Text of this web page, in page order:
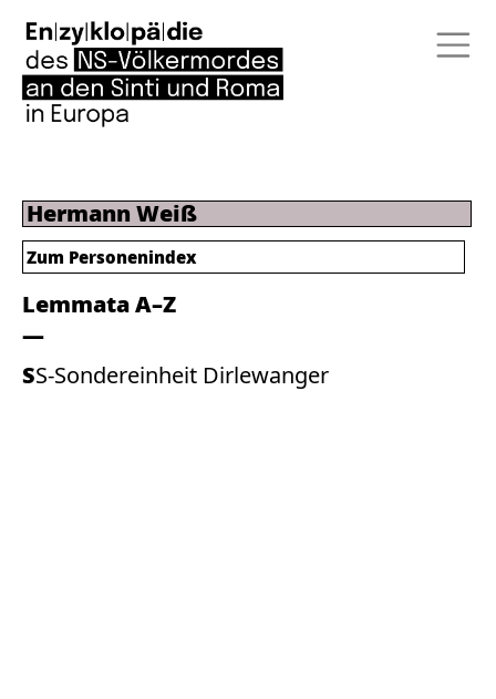
Hermann Weiß
Lemmata A–Z
SS-Sondereinheit Dirlewanger
Zum Personenindex